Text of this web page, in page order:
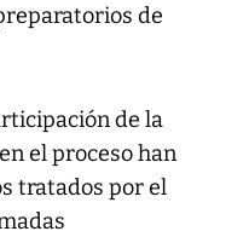
de
de la
el proceso han
tratados por el